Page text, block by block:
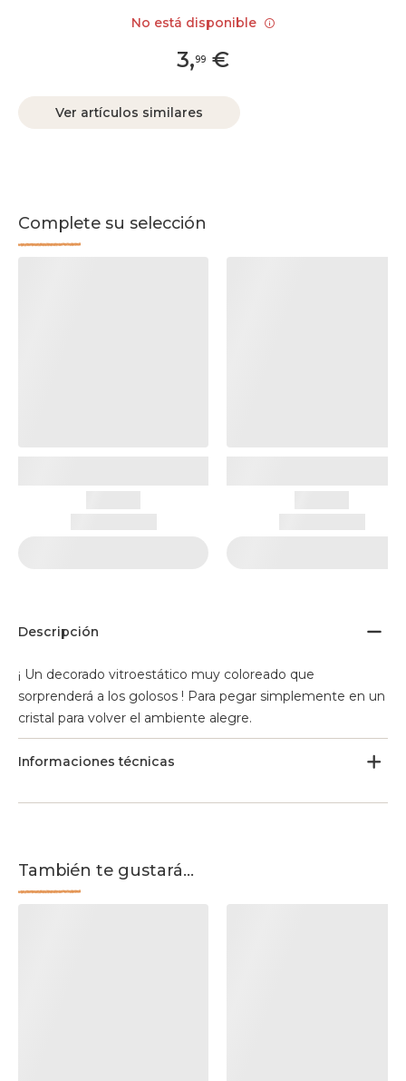
3,99 €
Ver artículos similares
Complete su selección
Descripción
¡ Un decorado vitroestático muy coloreado que
sorprenderá a los golosos ! Para pegar simplemente en un
cristal para volver el ambiente alegre.
Informaciones técnicas
También te gustará...